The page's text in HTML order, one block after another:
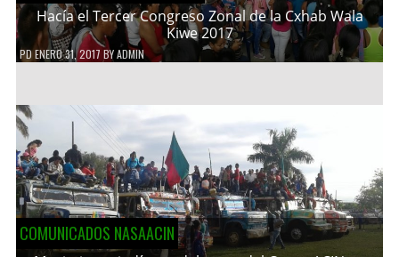
Hacía el Tercer Congreso Zonal de la Cxhab Wala
Kiwe 2017
PDENERO 31, 2017 BYADMIN
COMUNICADOS NASAACIN